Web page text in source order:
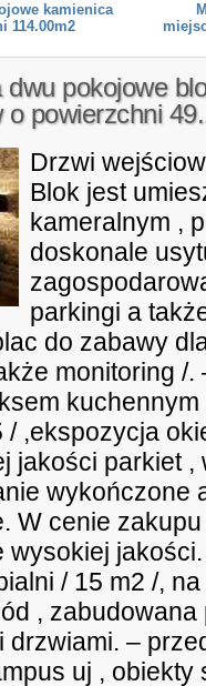
kamienica
114.00m2
pokojowe
powierzchni
Drzwi
Blok jest
kameralnym ,
doskonale
parkingi a
do zabawy
monitoring /.
,ekspozycja
jakości parkiet ,
wykończone
W cenie
wysokiej
/ 15 m2 /, na
,
–
uj , obiekty